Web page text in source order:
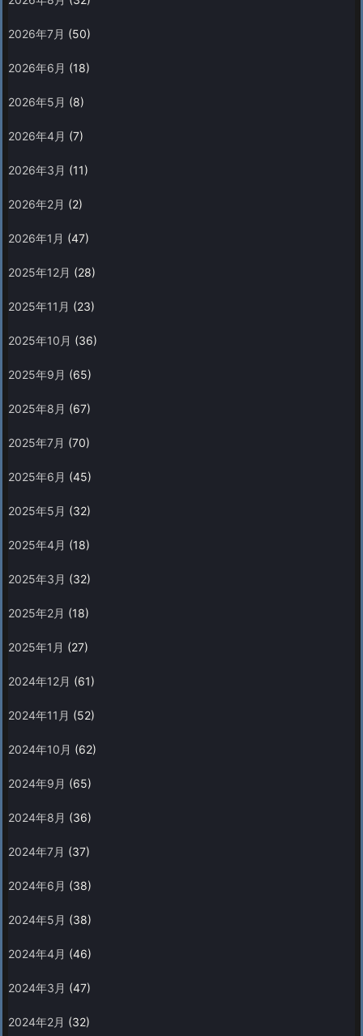
2026年7月 (50)
2026年6月 (18)
2026年5月 (8)
2026年4月 (7)
2026年3月 (11)
2026年2月 (2)
2026年1月 (47)
2025年12月 (28)
2025年11月 (23)
2025年10月 (36)
2025年9月 (65)
2025年8月 (67)
2025年7月 (70)
2025年6月 (45)
2025年5月 (32)
2025年4月 (18)
2025年3月 (32)
2025年2月 (18)
2025年1月 (27)
2024年12月 (61)
2024年11月 (52)
2024年10月 (62)
2024年9月 (65)
2024年8月 (36)
2024年7月 (37)
2024年6月 (38)
2024年5月 (38)
2024年4月 (46)
2024年3月 (47)
2024年2月 (32)